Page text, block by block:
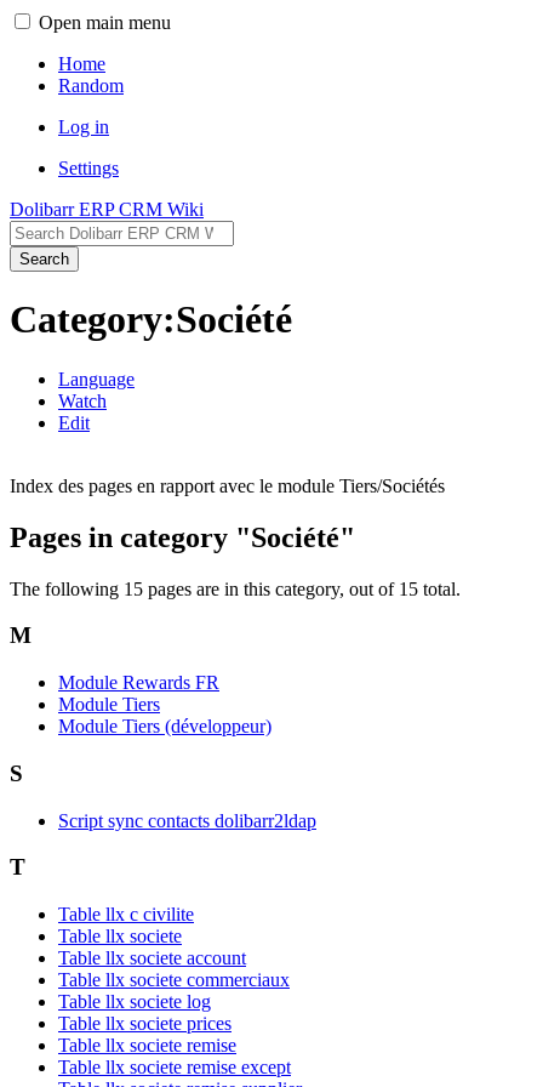
Open main menu
Home
Random
Log in
Settings
Dolibarr ERP CRM Wiki
Search
Category:Société
Language
Watch
Edit
Index des pages en rapport avec le module Tiers/Sociétés
Pages in category "Société"
The following 15 pages are in this category, out of 15 total.
M
Module Rewards FR
Module Tiers
Module Tiers (développeur)
S
Script sync contacts dolibarr2ldap
T
Table llx c civilite
Table llx societe
Table llx societe account
Table llx societe commerciaux
Table llx societe log
Table llx societe prices
Table llx societe remise
Table llx societe remise except